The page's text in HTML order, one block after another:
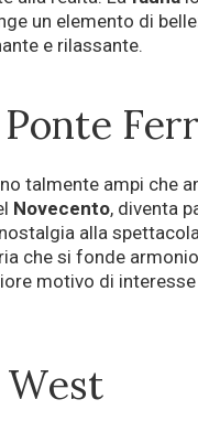
un elemento di
e rilassante.
talmente ampi che
Novecento, diventa
alla
che si fonde
motivo di